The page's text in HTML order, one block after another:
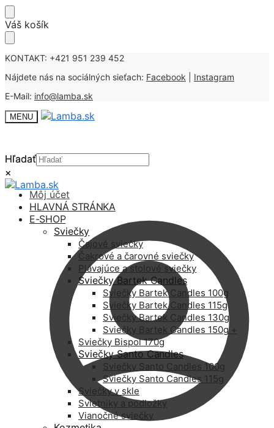
Skip
to
Skip
to
Váš košík
KONTAKT: +421 951 239 452
Nájdete nás na sociálných sieťach: Facebook
Instagram
E-Mail: info@lamba.sk
MENU
Hľadať
×
Môj účet
Hľadať
×
HLAVNÁ STRÁNKA
E-SHOP
Sviečky
Čajové sviečky
Čakrové a čarovné sviečky
Plávajúce a stolové sviečky
Sviečky Bartek Candles
Sviečky Bartek Candles 100g
Sviečky Bartek Candles 115g
Sviečky Bartek Candles 130g
Sviečky Bartek Candles 150g +
Sviečky Bispol 170g
Sviečky Santo Candles
Sviečky Santo Candles 100g
Sviečky Santo Candles 115g
Sviečky v skle
Svietniky a podložky
Vianočné sviečky